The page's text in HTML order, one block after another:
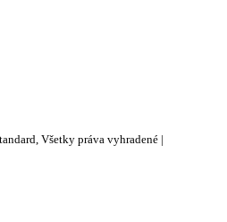
Všetky práva vyhradené |